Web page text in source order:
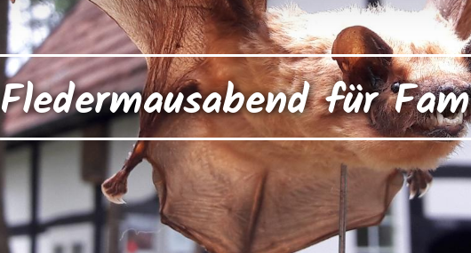
Fledermausabend für